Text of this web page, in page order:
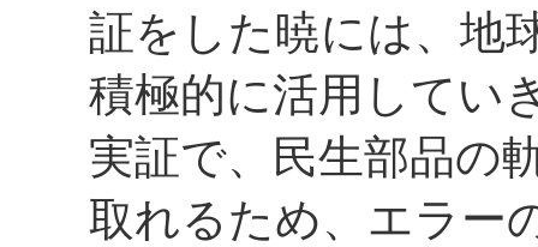
証をした暁には、地
積極的に活用してい
実証で、民生部品の
取れるため、エラー